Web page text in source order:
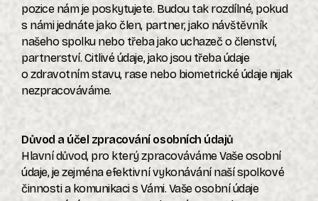
pozice nám je poskytujete. Budou tak rozdílné, pokud
s námi jednáte jako člen, partner, jako návštěvník
našeho spolku nebo třeba jako uchazeč o členství,
partnerství. Citlivé údaje, jako jsou třeba údaje
o zdravotním stavu, rase nebo biometrické údaje nijak
nezpracováváme.
Důvod a účel zpracování osobních údajů
Hlavní důvod, pro který zpracováváme Vaše osobní
údaje, je zejména efektivní vykonávání naší spolkové
činnosti a komunikaci s Vámi. Vaše osobní údaje